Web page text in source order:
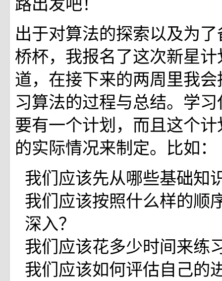
出于对算法的探索以及为
桥杯，我报名了这次新星
道，在接下来的两周里我
习算法的过程与总结。学
要有一个计划，而且这个
的实际情况来制定。比如：
我们应该先从哪些基础知
我们应该按照什么样的顺
深入？
我们应该花多少时间来练
我们应该如何评估自己的